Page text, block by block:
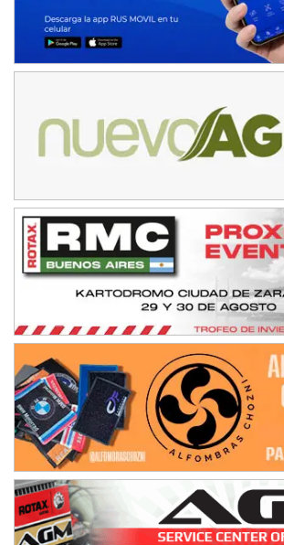
Avellaneda (Santa Fe)
José Samuel Sánchez (Tierra)
TUCUMANO - F5
Juan Navarro (Asfalto)
El Timbó (Tucumán)